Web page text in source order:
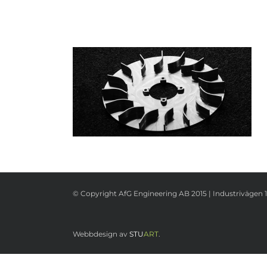
© Copyright AfG Engineering AB 2015 | Industrivägen
Webbdesign av STUART.